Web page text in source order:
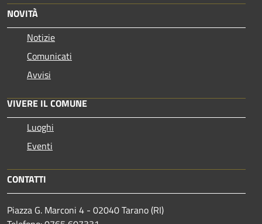
NOVITÀ
Notizie
Comunicati
Avvisi
VIVERE IL COMUNE
Luoghi
Eventi
CONTATTI
Piazza G. Marconi 4 - 02040 Tarano (RI)